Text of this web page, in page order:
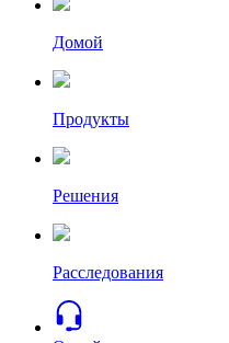
Домой
Продукты
Решения
Расследования